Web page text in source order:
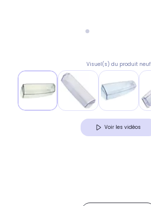
Visuel(s) du produit neuf
Voir les vidéos